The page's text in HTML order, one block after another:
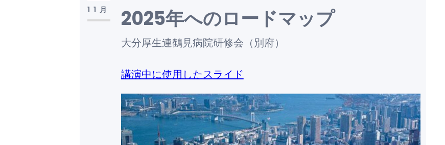
11月 2025年へのロードマップ
大分厚生連鶴見病院研修会（別府）
講演中に使用したスライド